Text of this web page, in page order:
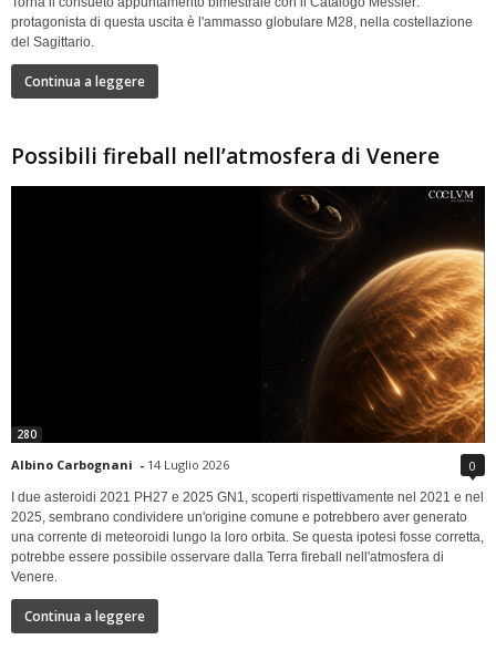
protagonista di questa uscita è l'ammasso globulare M28, nella costellazione
del Sagittario.
Continua a leggere
Possibili fireball nell’atmosfera di Venere
280
Albino Carbognani - 14 Luglio 2026 0
I due asteroidi 2021 PH27 e 2025 GN1, scoperti rispettivamente nel 2021 e nel
2025, sembrano condividere un'origine comune e potrebbero aver generato
una corrente di meteoroidi lungo la loro orbita. Se questa ipotesi fosse corretta,
potrebbe essere possibile osservare dalla Terra fireball nell'atmosfera di
Venere.
Continua a leggere